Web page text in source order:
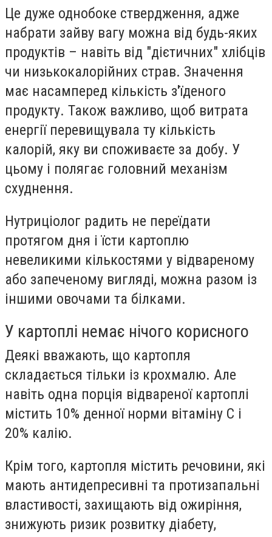
Це дуже однобоке ствердження, адже
набрати зайву вагу можна від будь-яких
продуктів – навіть від "дієтичних" хлібців
чи низькокалорійних страв. Значення
має насамперед кількість з'їденого
продукту. Також важливо, щоб витрата
енергії перевищувала ту кількість
калорій, яку ви споживаєте за добу. У
цьому і полягає головний механізм
схуднення.
Нутриціолог радить не переїдати
протягом дня і їсти картоплю
невеликими кількостями у відвареному
або запеченому вигляді, можна разом із
іншими овочами та білками.
У картоплі немає нічого корисного
Деякі вважають, що картопля
складається тільки із крохмалю. Але
навіть одна порція відвареної картоплі
містить 10% денної норми вітаміну С і
20% калію.
Крім того, картопля містить речовини, які
мають антидепресивні та протизапальні
властивості, захищають від ожиріння,
знижують ризик розвитку діабету,